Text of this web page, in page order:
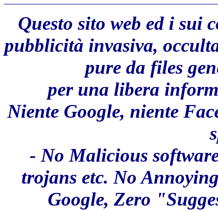
Questo sito web ed i sui
pubblicità invasiva,
pure da files
per una libera
Niente Google, niente
- No Malicious
trojans etc. No
Google, Zero